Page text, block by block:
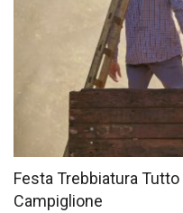
Festa Trebbiatura
Campiglione